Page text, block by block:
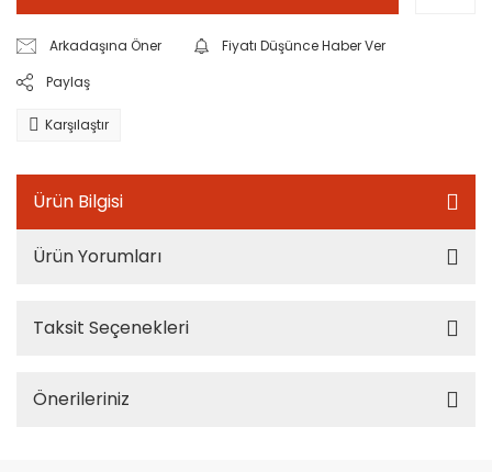
Arkadaşına Öner
Fiyatı Düşünce Haber Ver
Paylaş
Karşılaştır
Ürün Bilgisi
Ürün Yorumları
Taksit Seçenekleri
Önerileriniz